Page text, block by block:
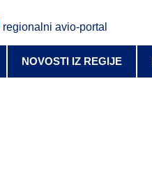
regionalni avio-portal
NOVOSTI IZ REGIJE